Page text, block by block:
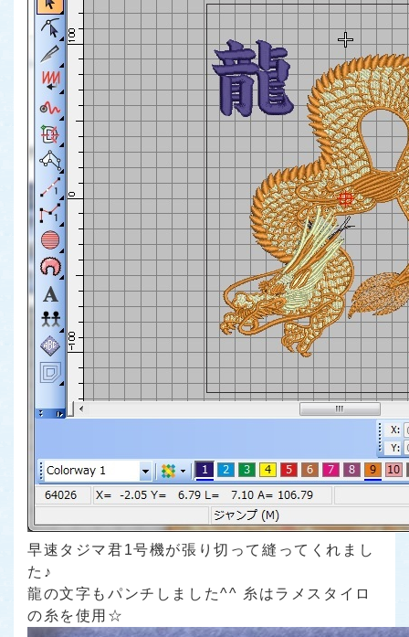
早速タジマ君1号機が張り切って縫ってくれまし
た♪
龍の文字もパンチしました^^ 糸はラメスタイロ
の糸を使用☆